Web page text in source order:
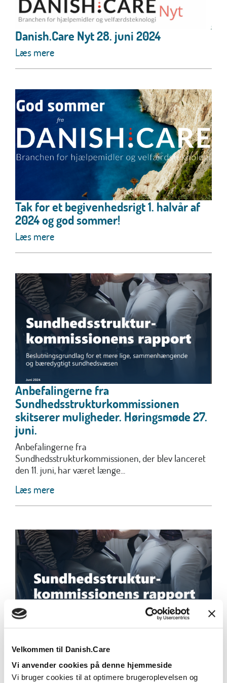
Velkommen til Danish.Care
Vi anvender cookies på denne hjemmeside
Vi bruger cookies til at optimere brugeroplevelsen og
Danish.Care Nyt 28. juni 2024
Læs mere
Tak for et begivenhedsrigt 1. halvår af
2024 og god sommer!
Læs mere
Anbefalingerne fra
Sundhedsstrukturkommissionen
skitserer muligheder. Høringsmøde 27.
juni.
Anbefalingerne fra
Sundhedsstrukturkommissionen, der blev lanceret
den 11. juni, har været længe...
Læs mere
Danish.Care Nyt 21. juni 2024
Læs mere